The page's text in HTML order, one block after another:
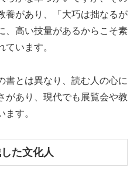
養があり、「大巧は拙なるが
、高い技量があるからこそ素
います。
書とは異なり、読む人の心に
があり、現代でも展覧会や教
す。
た文化人